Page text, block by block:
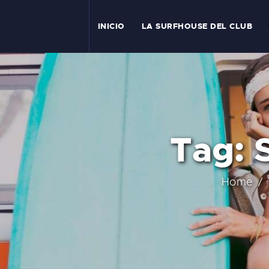
INICIO LA SURFHOUSE DEL CLUB
Tag:
Home